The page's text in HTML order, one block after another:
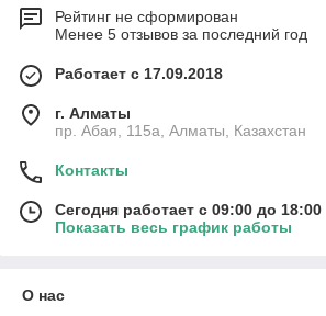
Рейтинг не сформирован
Менее 5 отзывов за последний год
Работает с 17.09.2018
г. Алматы
пр. Абая, 115а, Алматы, Казахстан
Контакты
Сегодня работает с 09:00 до 18:00
Показать весь график работы
О нас